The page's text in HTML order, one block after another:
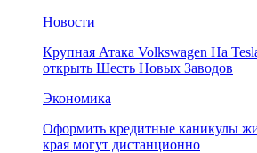
Новости
Крупная Атака Volkswagen На
открыть Шесть Новых Заводов
Экономика
Оформить кредитные каникулы
края могут дистанционно